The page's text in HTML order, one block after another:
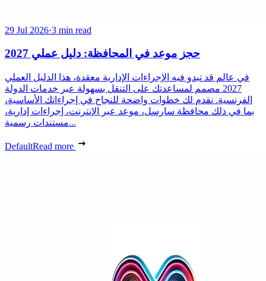
29 Jul 2026·3 min read
حجز موعد في المحافظة: دليل عملي 2027
في عالم قد تبدو فيه الإجراءات الإدارية معقدة، هذا الدليل العملي
2027 مصمم لمساعدتك على التنقل بسهولة عبر خدمات الدولة
الفرنسية. نقدم لك خطوات واضحة للنجاح في إجراءاتك الأساسية،
بما في ذلك محافظة سارسل، موعد عبر الإنترنت، إجراءات إدارية،
مستندات رسمية...
DefaultRead more